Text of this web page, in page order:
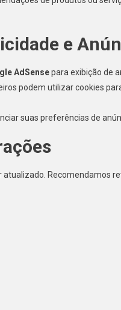
e
AdSensepara exibição de
podem utilizar cookies
suas preferências de
atualizado. Recomendamos